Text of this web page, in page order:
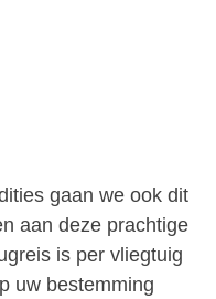
gaan we ook dit
aan deze prachtige
is per vliegtuig
uw bestemming